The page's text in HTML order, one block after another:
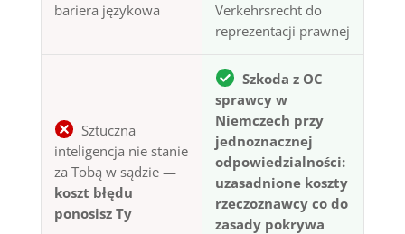
bariera językowa
Verkehrsrecht do
reprezentacji prawnej
Sztuczna
inteligencja nie stanie
za Tobą w sądzie —
koszt błędu
ponosisz Ty
Szkoda z OC
sprawcy w
Niemczech przy
jednoznacznej
odpowiedzialności:
uzasadnione koszty
rzeczoznawcy co do
zasady pokrywa